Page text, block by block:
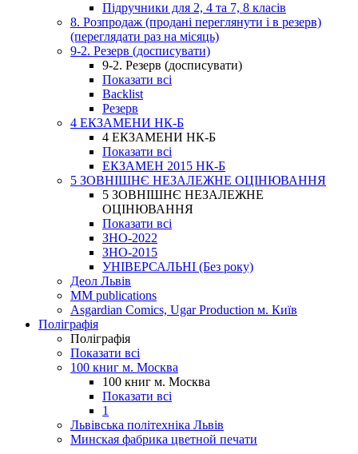
Підручники для 2, 4 та 7, 8 класів
8. Розпродаж (продані переглянути і в резерв)
(переглядати раз на місяць)
9-2. Резерв (досписувати)
9-2. Резерв (досписувати)
Показати всі
Backlist
Резерв
4 ЕКЗАМЕНИ НК-Б
4 ЕКЗАМЕНИ НК-Б
Показати всі
ЕКЗАМЕН 2015 НК-Б
5 ЗОВНІШНЄ НЕЗАЛЕЖНЕ ОЦІНЮВАННЯ
5 ЗОВНІШНЄ НЕЗАЛЕЖНЕ
ОЦІНЮВАННЯ
Показати всі
ЗНО-2022
ЗНО-2015
УНІВЕРСАЛЬНІ (Без року)
Деол Львів
MM publications
Asgardian Comics, Ugar Production м. Київ
Поліграфія
Поліграфія
Показати всі
100 книг м. Москва
100 книг м. Москва
Показати всі
1
Львівська політехніка Львів
Минская фабрика цветной печати